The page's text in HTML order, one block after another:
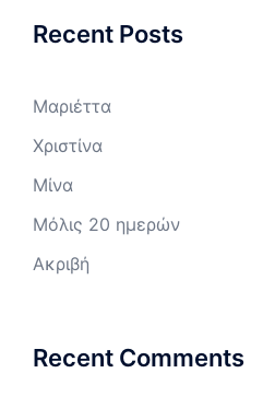
Recent Posts
Μαριέττα
Χριστίνα
Μίνα
Μόλις 20 ημερών
Ακριβή
Recent Comments